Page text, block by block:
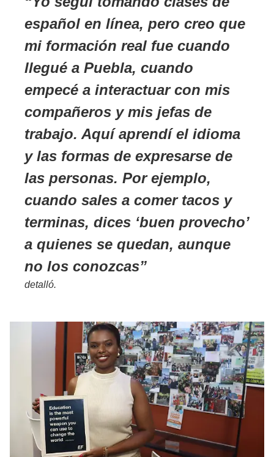
español en línea, pero creo que
mi formación real fue cuando
llegué a Puebla, cuando
empecé a interactuar con mis
compañeros y mis jefas de
trabajo. Aquí aprendí el idioma
y las formas de expresarse de
las personas. Por ejemplo,
cuando sales a comer tacos y
terminas, dices ‘buen provecho’
a quienes se quedan, aunque
no los conozcas
detalló.